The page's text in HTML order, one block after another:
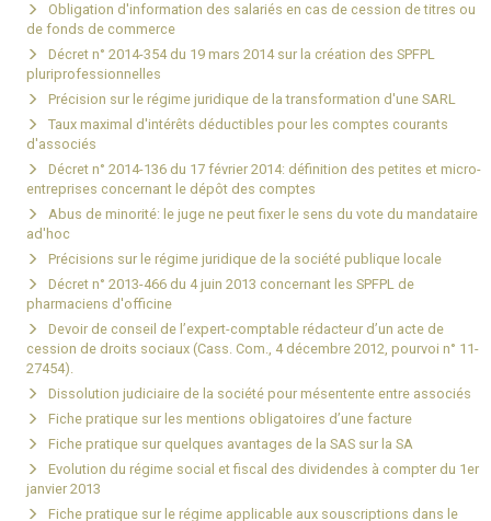
Obligation d'information des salariés en cas de cession de titres ou
de fonds de commerce
Décret n° 2014-354 du 19 mars 2014 sur la création des SPFPL
pluriprofessionnelles
Précision sur le régime juridique de la transformation d'une SARL
Taux maximal d'intérêts déductibles pour les comptes courants
d'associés
Décret n° 2014-136 du 17 février 2014: définition des petites et micro-
entreprises concernant le dépôt des comptes
Abus de minorité: le juge ne peut fixer le sens du vote du mandataire
ad'hoc
Précisions sur le régime juridique de la société publique locale
Décret n° 2013-466 du 4 juin 2013 concernant les SPFPL de
pharmaciens d'officine
Devoir de conseil de l’expert-comptable rédacteur d’un acte de
cession de droits sociaux (Cass. Com., 4 décembre 2012, pourvoi n° 11-
27454).
Dissolution judiciaire de la société pour mésentente entre associés
Fiche pratique sur les mentions obligatoires d’une facture
Fiche pratique sur quelques avantages de la SAS sur la SA
Evolution du régime social et fiscal des dividendes à compter du 1er
janvier 2013
Fiche pratique sur le régime applicable aux souscriptions dans le